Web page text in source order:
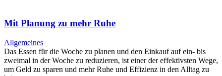
Mit Planung zu mehr Ruhe
Allgemeines
Das Essen für die Woche zu planen und den Einkauf auf ein- bis
zweimal in der Woche zu reduzieren, ist einer der effektivsten Wege,
um Geld zu sparen und mehr Ruhe und Effizienz in den Alltag zu